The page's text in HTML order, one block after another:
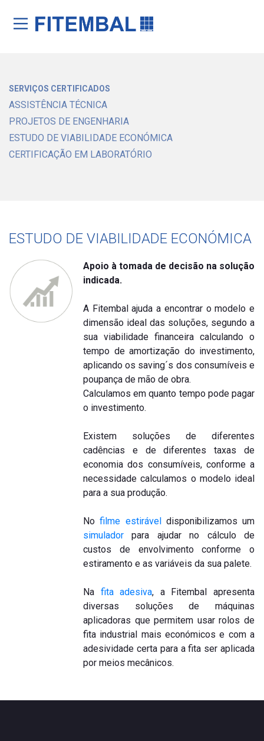
ESTUDO DE VIABILIDADE ECONÓMICA
Apoio à tomada de decisão na solução
indicada.
A Fitembal ajuda a encontrar o modelo e
dimensão ideal das soluções, segundo a
sua viabilidade financeira calculando o
tempo de amortização do investimento,
aplicando os saving´s dos consumíveis e
poupança de mão de obra.
Calculamos em quanto tempo pode pagar
o investimento.
Existem soluções de diferentes
cadências e de diferentes taxas de
economia dos consumíveis, conforme a
necessidade calculamos o modelo ideal
para a sua produção.
Nofilme estiráveldisponibilizamos um
simulador para ajudar no cálculo de
custos de envolvimento conforme o
estiramento e as variáveis da sua palete.
Na fita adesiva, a Fitembal apresenta
diversas soluções de máquinas
aplicadoras que permitem usar rolos de
fita industrial mais económicos e com a
adesividade certa para a fita ser aplicada
por meios mecânicos.
SERVIÇOS CERTIFICADOS
ASSISTÊNCIA TÉCNICA
PROJETOS DE ENGENHARIA
ESTUDO DE VIABILIDADE ECONÓMICA
CERTIFICAÇÃO EM LABORATÓRIO